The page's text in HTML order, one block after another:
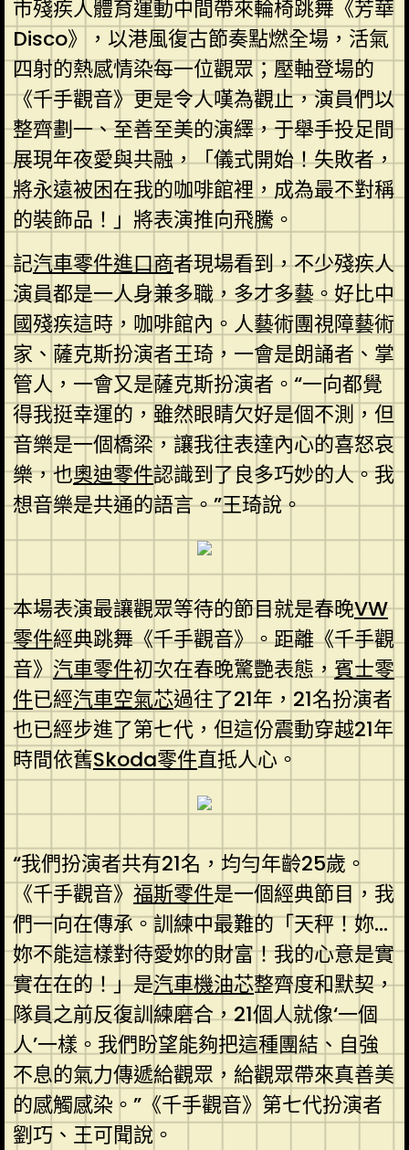
市殘疾人體育運動中間帶來輪椅跳舞《芳華
Disco》，以港風復古節奏點燃全場，活氣
四射的熱感情染每一位觀眾；壓軸登場的
《千手觀音》更是令人嘆為觀止，演員們以
整齊劃一、至善至美的演繹，于舉手投足間
展現年夜愛與共融，「儀式開始！失敗者，
將永遠被困在我的咖啡館裡，成為最不對稱
的裝飾品！」將表演推向飛騰。
記汽車零件進口商者現場看到，不少殘疾人
演員都是一人身兼多職，多才多藝。好比中
國殘疾這時，咖啡館內。人藝術團視障藝術
家、薩克斯扮演者王琦，一會是朗誦者、掌
管人，一會又是薩克斯扮演者。“一向都覺
得我挺幸運的，雖然眼睛欠好是個不測，但
音樂是一個橋梁，讓我往表達內心的喜怒哀
樂，也奧迪零件認識到了良多巧妙的人。我
想音樂是共通的語言。”王琦說。
本場表演最讓觀眾等待的節目就是春晚VW
零件經典跳舞《千手觀音》。距離《千手觀
音》汽車零件初次在春晚驚艷表態，賓士零
件已經汽車空氣芯過往了21年，21名扮演者
也已經步進了第七代，但這份震動穿越21年
時間依舊Skoda零件直抵人心。
“我們扮演者共有21名，均勻年齡25歲。
《千手觀音》 福斯零件是一個經典節目，我
們一向在傳承。訓練中最難的「天秤！妳…
妳不能這樣對待愛妳的財富！我的心意是實
實在在的！」是汽車機油芯整齊度和默契，
隊員之前反復訓練磨合，21個人就像‘一個
人’一樣。我們盼望能夠把這種團結、自強
不息的氣力傳遞給觀眾，給觀眾帶來真善美
的感觸感染。”《千手觀音》第七代扮演者
劉巧、王可聞說。